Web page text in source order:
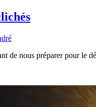
de nous préparer pour le